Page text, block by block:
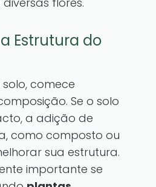
Estrutura do
comece
Se o solo
a adição de
como composto ou
sua estrutura.
importante se